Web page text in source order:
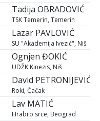
Tadija OBRADOVIĆ
TSK Temerin, Temerin
Lazar PAVLOVIĆ
SU "Akademija Ivezić", Niš
Ognjen ĐOKIĆ
UDŽK Kinezis, Niš
David PETRONIJEVIĆ
Roki, Čačak
Lav MATIĆ
Hrabro srce, Beograd